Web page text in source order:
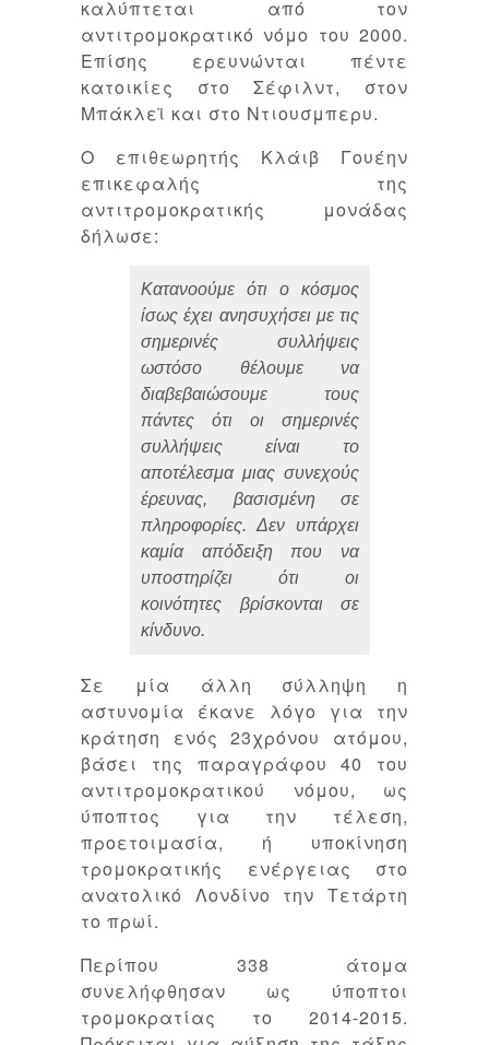
καλύπτεται από τον
αντιτρομοκρατικό νόμο του 2000.
Επίσης ερευνώνται πέντε
κατοικίες στο Σέφιλντ, στον
Μπάκλεϊ και στο Ντιουσμπερυ.
Ο επιθεωρητής Κλάιβ Γουέην
επικεφαλής της
αντιτρομοκρατικής μονάδας
δήλωσε:
Κατανοούμε ότι ο κόσμος
ίσως έχει ανησυχήσει με τις
σημερινές συλλήψεις
ωστόσο θέλουμε να
διαβεβαιώσουμε τους
πάντες ότι οι σημερινές
συλλήψεις είναι το
αποτέλεσμα μιας συνεχούς
έρευνας, βασισμένη σε
πληροφορίες. Δεν υπάρχει
καμία απόδειξη που να
υποστηρίζει ότι οι
κοινότητες βρίσκονται σε
κίνδυνο.
Σε μία άλλη σύλληψη η
αστυνομία έκανε λόγο για την
κράτηση ενός 23χρόνου ατόμου,
βάσει της παραγράφου 40 του
αντιτρομοκρατικού νόμου, ως
ύποπτος για την τέλεση,
προετοιμασία, ή υποκίνηση
τρομοκρατικής ενέργειας στο
ανατολικό Λονδίνο την Τετάρτη
το πρωί.
Περίπου 338 άτομα
συνελήφθησαν ως ύποπτοι
τρομοκρατίας το 2014-2015.